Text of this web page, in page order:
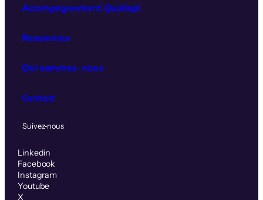
Accompagnement Qualiopi
Ressources
Qui sommes‑nous
Contact
Suivez‑nous
Linkedin
Facebook
Instagram
Youtube
X